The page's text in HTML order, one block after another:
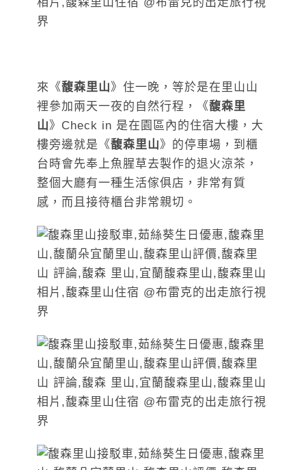
來《馥森里山》住一晚，等於是在里山山
裡參加兩天一夜的自然行程，《馥森里
山》Check in 是在園區內的住宿大樓，大
樓旁邊就是《馥森里山》的停車場，到櫃
台時會先奉上魚腥草去製作的退火涼茶，
整個大廳有一種生活傢俱店，非常有質
感，而且接待櫃台非常親切。